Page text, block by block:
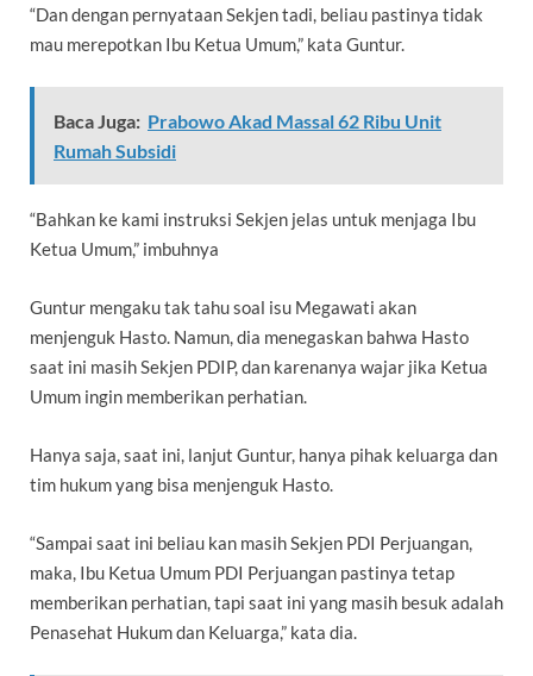
“Dan dengan pernyataan Sekjen tadi, beliau pastinya tidak
mau merepotkan Ibu Ketua Umum,” kata Guntur.
Baca Juga: Prabowo Akad Massal 62 Ribu Unit
Rumah Subsidi
“Bahkan ke kami instruksi Sekjen jelas untuk menjaga Ibu
Ketua Umum,” imbuhnya
Guntur mengaku tak tahu soal isu Megawati akan
menjenguk Hasto. Namun, dia menegaskan bahwa Hasto
saat ini masih Sekjen PDIP, dan karenanya wajar jika Ketua
Umum ingin memberikan perhatian.
Hanya saja, saat ini, lanjut Guntur, hanya pihak keluarga dan
tim hukum yang bisa menjenguk Hasto.
“Sampai saat ini beliau kan masih Sekjen PDI Perjuangan,
maka, Ibu Ketua Umum PDI Perjuangan pastinya tetap
memberikan perhatian, tapi saat ini yang masih besuk adalah
Penasehat Hukum dan Keluarga,” kata dia.